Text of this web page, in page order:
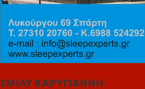
ΕΜΙΛΥ ΚΑΡΥΓΙΑΝΝΗ